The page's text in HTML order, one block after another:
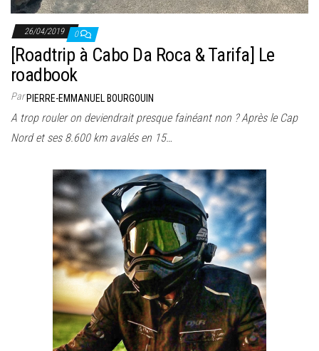
26/04/2019 0
[Roadtrip à Cabo Da Roca & Tarifa] Le
roadbook
ParPIERRE-EMMANUEL BOURGOUIN
A trop rouler on deviendrait presque fainéant non ? Après le Cap
Nord et ses 8.600 km avalés en 15…